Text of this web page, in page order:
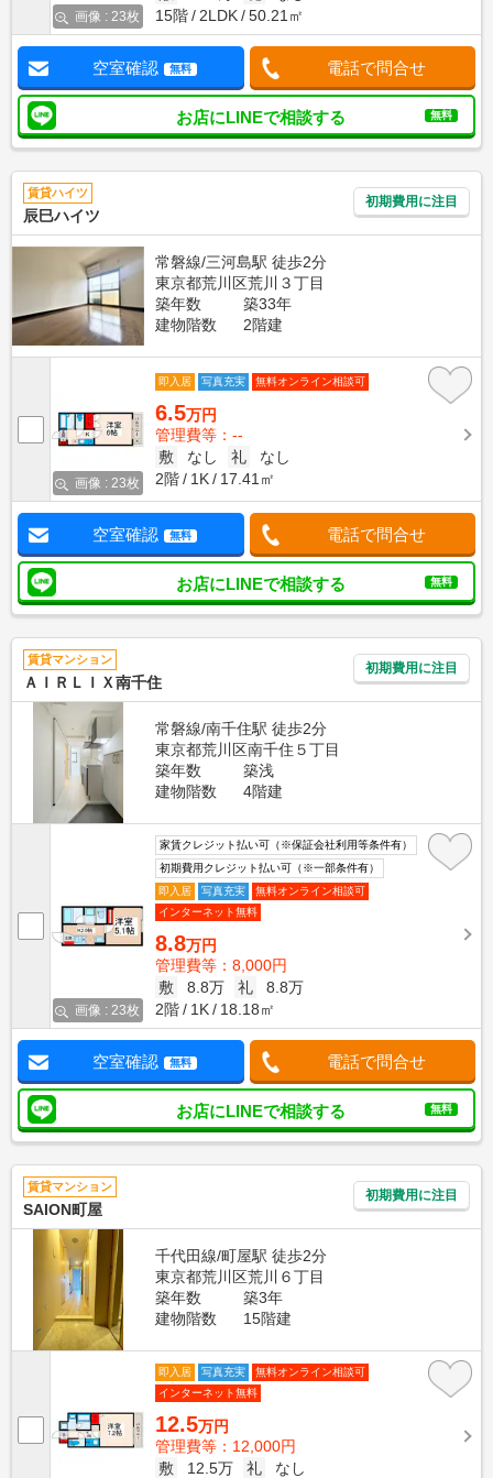
画像 : 23枚
15階
2LDK 50.21㎡
空室確認 無料 電話で問合せ
お店にLINEで相談する 無料
賃貸ハイツ
辰巳ハイツ
初期費用に注目
常磐線/三河島駅 徒歩2分
東京都荒川区荒川３丁目
築年数
築33年
建物階数
2階建
画像 : 23枚
即入居 写真充実 無料オンライン相談可
6.5万円
管理費等：--
敷
なし 礼
なし
2階
1K 17.41㎡
空室確認 無料 電話で問合せ
お店にLINEで相談する 無料
賃貸マンション
ＡＩＲＬＩＸ南千住
初期費用に注目
常磐線/南千住駅 徒歩2分
東京都荒川区南千住５丁目
築年数
築浅
建物階数
4階建
画像 : 23枚
家賃クレジット払い可（※保証会社利用等条件有）
初期費用クレジット払い可（※一部条件有）
即入居
写真充実
無料オンライン相談可
インターネット無料
8.8万円
管理費等：8,000円
敷
8.8万 礼
8.8万
2階
1K 18.18㎡
空室確認 無料 電話で問合せ
お店にLINEで相談する 無料
賃貸マンション
SAION町屋
初期費用に注目
千代田線/町屋駅 徒歩2分
東京都荒川区荒川６丁目
築年数
築3年
建物階数
15階建
即入居 写真充実
無料オンライン相談可
インターネット無料
12.5万円
管理費等：12,000円
敷
12.5万 礼
なし